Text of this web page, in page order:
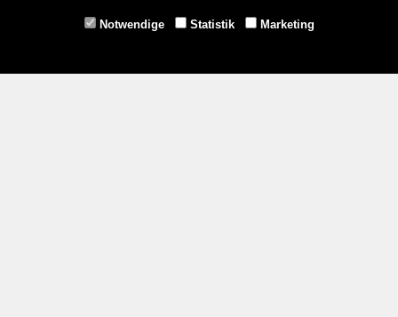
Gmünd -
Notwendige Statistik Marketing